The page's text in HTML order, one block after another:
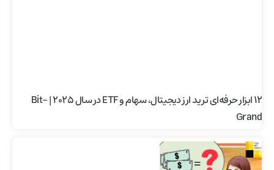
۱۲ ابزار حرفه‌ای ترید ارز دیجیتال، سهام و ETF در سال ۲۰۲۵ | Bit-
Grand